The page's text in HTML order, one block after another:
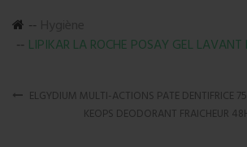
LIPIKAR LA ROCHE POSAY GEL
ELGYDIUM MULTI-ACTIONS PATE DENTIFRICE
KEOPS DEODORANT FRAICHEUR